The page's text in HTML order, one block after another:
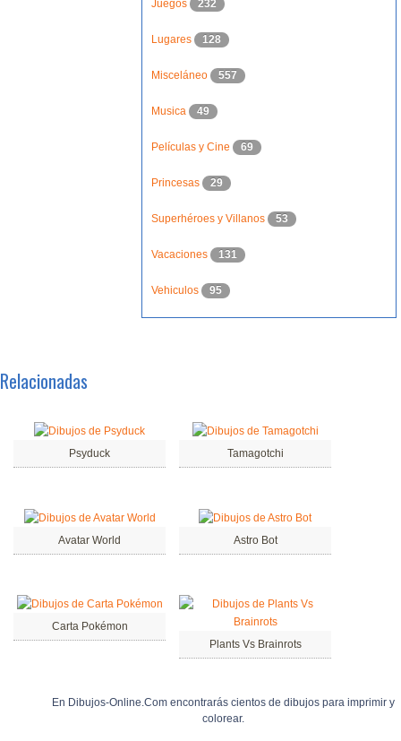
Juegos 232
Lugares 128
Misceláneo 557
Musica 49
Películas y Cine 69
Princesas 29
Superhéroes y Villanos 53
Vacaciones 131
Vehiculos 95
Relacionadas
Psyduck Tamagotchi
Avatar World Astro Bot
Carta Pokémon
Plants Vs Brainrots
En Dibujos-Online.Com encontrarás cientos de dibujos para imprimir y
colorear.